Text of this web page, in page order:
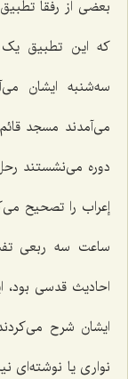
بعضی از رفقا
که این تطبیق
سه‌شنبه ایشان
می‌آمدند مسجد
دوره می‌نشستند
إعراب را تصحیح
ساعت سه ربعی
احادیث قدسی بود،
ایشان شرح
نواری یا نوشته‌ای